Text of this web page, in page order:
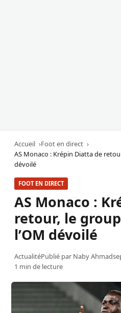
Accueil
Foot en direct
AS Monaco : Krépin Diatta de
dévoilé
FOOT EN DIRECT
AS Monaco :
retour, le
l’OM dévoilé
ActualitéPublié par Naby Ahmad
1 min de lecture